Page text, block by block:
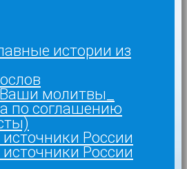
истории из
молитвы_
по соглашению
России
России